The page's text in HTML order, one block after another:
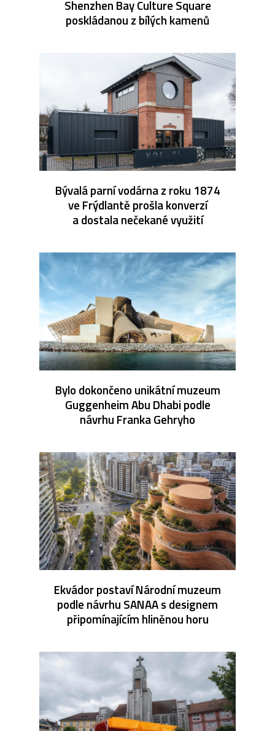
Shenzhen Bay Culture Square
poskládanou z bílých kamenů
Bývalá parní vodárna z roku 1874
ve Frýdlantě prošla konverzí
a dostala nečekané využití
Bylo dokončeno unikátní muzeum
Guggenheim Abu Dhabi podle
návrhu Franka Gehryho
Ekvádor postaví Národní muzeum
podle návrhu SANAA s designem
připomínajícím hliněnou horu